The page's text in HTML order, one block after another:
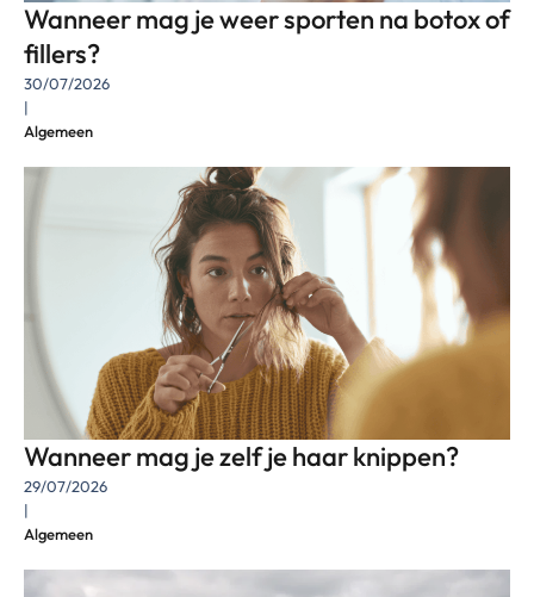
Wanneer mag je weer sporten na botox of
fillers?
30/07/2026
|
Algemeen
Wanneer mag je zelf je haar knippen?
29/07/2026
|
Algemeen